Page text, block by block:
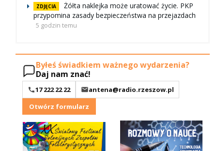
ZDJĘCIA
Żółta naklejka może uratować życie. PKP
przypomina zasady bezpieczeństwa na przejazdach
5 godzin temu
Byłeś świadkiem ważnego wydarzenia?
Daj nam znać!
17 222 22 22
antena@radio.rzeszow.pl
Otwórz formularz